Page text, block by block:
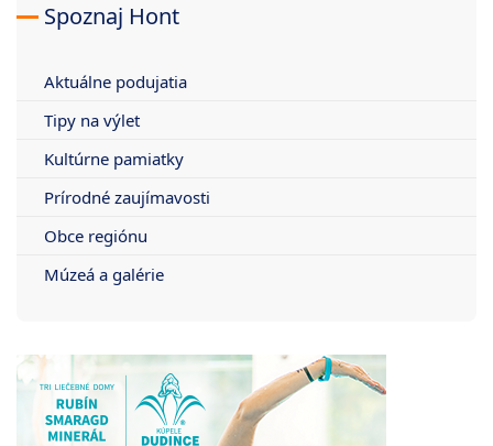
Spoznaj Hont
Aktuálne podujatia
Tipy na výlet
Kultúrne pamiatky
Prírodné zaujímavosti
Obce regiónu
Múzeá a galérie